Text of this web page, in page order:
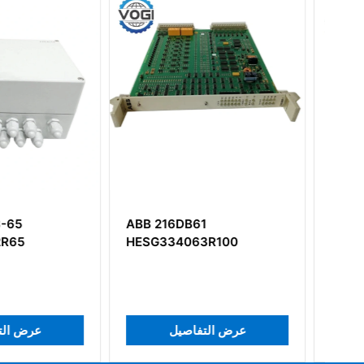
عرض
ABB XVC768AE101
3BHB007211R0101
عرض التفاصيل